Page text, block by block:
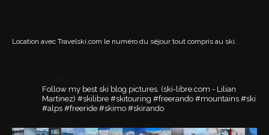
Location avec Travelski.com le numéro du séjour tout compris au ski.
Follow my best ski blog pictures. (ski-libre.com - Lilian
Martinez) #skilibre #skitouring #freerando #mountains #ski
#alps #freeride #skimo #skirando